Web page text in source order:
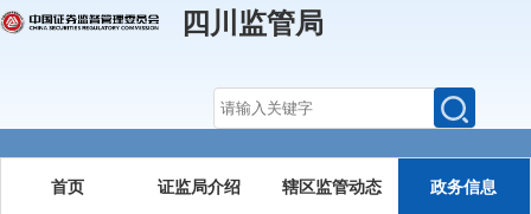
四川监管局
首页 证监局介绍 辖区监管动态 政务信息